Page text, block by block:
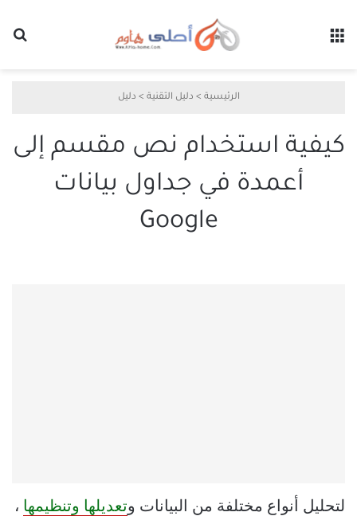
الرئيسية > دليل التقنية > دليل
كيفية استخدام نص مقسم إلى
أعمدة في جداول بيانات
Google
لتحليل أنواع مختلفة من البيانات وتعديلها وتنظيمها ،